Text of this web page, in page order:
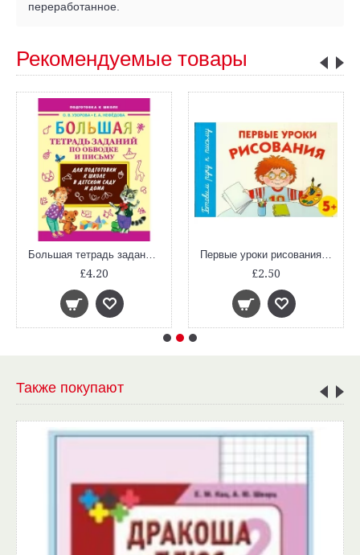
переработанное.
Рекомендуемые товары
Большая тетрадь заданий по обводке и письму
£4.20
Первые уроки рисования. 5+
£2.50
Также покупают